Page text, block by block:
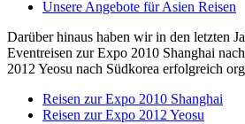
Unsere Angebote für Asien Reisen
Darüber hinaus haben wir in den letzten
Eventreisen zur Expo 2010 Shanghai
2012 Yeosu nach Südkorea erfolgreich
Reisen zur Expo 2010 Shanghai
Reisen zur Expo 2012 Yeosu